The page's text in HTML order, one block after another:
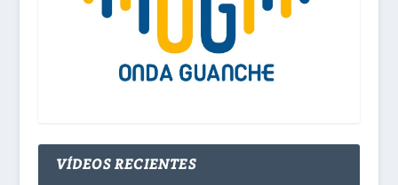
VÍDEOS RECIENTES